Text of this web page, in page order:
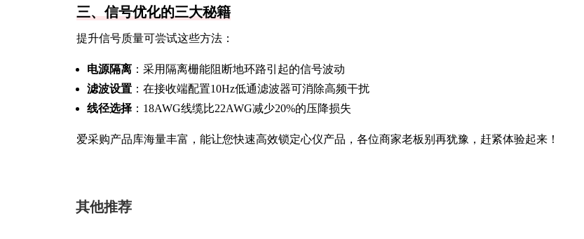
三、信号优化的三大秘籍
提升信号质量可尝试这些方法：
电源隔离 ：采用隔离栅能阻断地环路引起的信号波动
滤波设置 ：在接收端配置10Hz低通滤波器可消除高频干扰
线径选择 ：18AWG线缆比22AWG减少20%的压降损失
爱采购产品库海量丰富，能让您快速高效锁定心仪产品，各位商家老板别再犹豫，赶紧体验起来！
其他推荐